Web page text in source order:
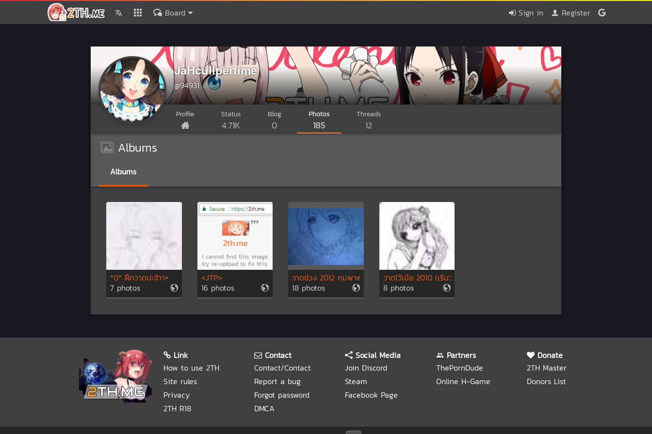
Sign in Register
Board
JaHcullpertime
@94931
Profile Status
4.71K
Blog
0
Photos
185
Threads
12
Albums
Albums
*0* ฝึกวาดน่ะจ้าา+
7 photos
<JTP>
16 photos
วาดช่วง 2012 กุมพาพันธ์ ...
18 photos
วาดไว้เมื่อ 2010 (เริ่มวาดกา ...
8 photos
Link
How to use 2TH
Site rules
Privacy
2TH R18
Contact
Contact/Contact
Report a bug
Forgot password
DMCA
Social Media
Join Discord
Steam
Facebook Page
Partners
ThePornDude
Online H-Game
Donate
2TH Master
Donors List